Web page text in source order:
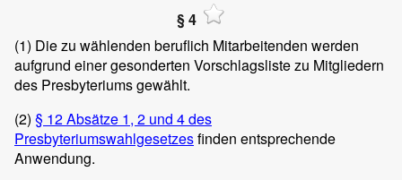
§ 4
(1) Die zu wählenden beruflich Mitarbeitenden werden
aufgrund einer gesonderten Vorschlagsliste zu Mitgliedern
des Presbyteriums gewählt.
(2) § 12 Absätze 1, 2 und 4 des
Presbyteriumswahlgesetzesfinden entsprechende
Anwendung.